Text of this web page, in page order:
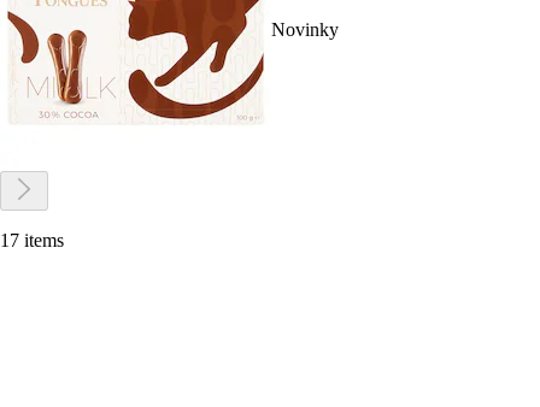
Novinky
17 items